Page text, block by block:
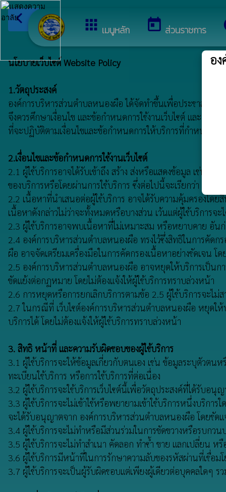
apps เมนูหลัก today ส่วนราชการ
arrow_back_ios กลับเมนูหลัก ยินดีต้อนรับสู่เว็บ
นโยบายเว็บไซต์ Website Policy
1.วัตถุประสงค์
องค์การบริหารส่วนตำบลหนองผือ ได้จัดทำขึ้นเพื่อประชาสัมพันธ์
จึงควรศึกษาเงื่อนไข และข้อกำหนดการใช้งานเว็บไซต์ และเงื่อ
ที่จะปฏิบัติตามเงื่อนไขและข้อกำหนดการให้บริการที่กำหนดไว้
2.เงื่อนไขและข้อกำหนดการใช้งานเว็บไซต์
2.1 ผู้ใช้บริการอาจได้รับเข้าถึง สร้าง ส่งหรือแสดงข้อมูล เช่น
ของบริการหรือโดยผ่านการใช้บริการ ซึ่งต่อไปนี้จะเรียกว่า "เนื้อห
2.2 เนื้อหาที่นำเสนอต่อผู้ใช้บริการ อาจได้รับความคุ้มครองโด
เนื้อหาดังกล่าวไม่ว่าจะทั้งหมดหรือบางส่วน เว้นแต่ผู้ใช้บริการจ
2.3 ผู้ใช้บริการอาจพบเนื้อหาที่ไม่เหมาะสม หรือหยาบคาย อันก่
2.4 องค์การบริหารส่วนตำบลหนองผือ ทรงไว้ซึ่งสิทธิในการคัด
ผือ อาจจัดเตรียมเครื่องมือในการคัดกรองเนื้อหาอย่างชัดเจน
2.5 องค์การบริหารส่วนตำบลหนองผือ อาจหยุดให้บริการเป็นก
ขัดแย้งต่อกฏหมาย โดยไม่ต้องแจ้งให้ผู้ใช้บริการทราบล่วงหน้า
2.6 การหยุดหรือการยกเลิกบริการตามข้อ 2.5 ผู้ใช้บริการจะไม่
2.7 ในกรณีที่ เว็บไซต์องค์การบริหารส่วนตำบลหนองผือ หยุดใ
บริการได้ โดยไม่ต้องแจ้งให้ผู้ใช้บริการทราบล่วงหน้า
3. สิทธิ หน้าที่ และความรับผิดชอบของผู้ใช้บริการ
3.1 ผู้ใช้บริการจะให้ข้อมูลเกี่ยวกับตนเอง เช่น ข้อมูลระบุตัวต
ทะเบียนใช้บริการ หรือการใช้บริการที่ต่อเนื่อง
3.2 ผู้ใช้บริการจะใช้บริการเว็บไซต์นี้เพื่อวัตถุประสงค์ที่ได้รับ
3.3 ผู้ใช้บริการจะไม่เข้าใช้หรือพยายามเข้าใช้บริการหนึ่งบริกา
จะได้รับอนุญาตจาก องค์การบริหารส่วนตำบลหนองผือ โดยชัดแ
3.4 ผู้ใช้บริการจะไม่ทำหรือมีส่วนร่วมในการขัดขวางหรือรบกว
3.5 ผู้ใช้บริการจะไม่ทำสำเนา คัดลอก ทำซ้ำ ขาย แลกเปลี่ยน
3.6 ผู้ใช้บริการมีหน้าที่ในการรักษาความลับของรหัสผ่านที่เชื่อม
3.7 ผู้ใช้บริการจะเป็นผู้รับผิดชอบแต่เพียงผู้เดียวต่อบุคคลใดๆ
อ